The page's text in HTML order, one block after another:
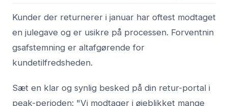
Kunder der returnerer i januar har oftest modtaget
en julegave og er usikre på processen. Forventnin
gsafstemning er altafgørende for
kundetilfredsheden.
Sæt en klar og synlig besked på din retur-portal i
peak-perioden: "Vi modtager i øjeblikket mange